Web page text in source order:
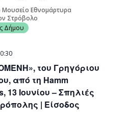
Μουσείο Εθνομάρτυρα
Στρόβολο
Δήμου
του Γρηγόριου
από τη Hamm
13 Ιουνίου – Σπηλιές
| Είσοδος